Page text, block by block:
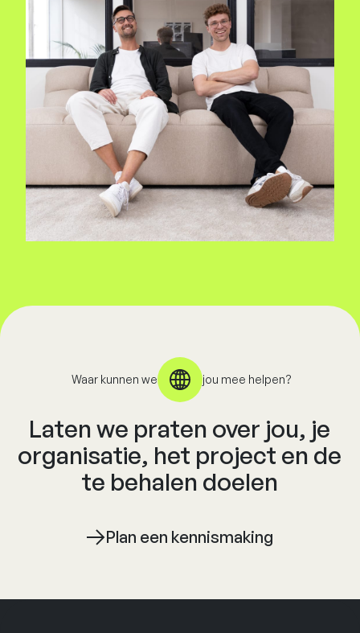
Waar kunnen we jou mee helpen?
Laten we praten over jou, je
organisatie, het project en de
te behalen doelen
Plan een kennismaking